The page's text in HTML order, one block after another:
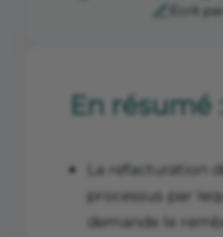
Écrit par
En résumé :
La refacturation
processus par
demande le